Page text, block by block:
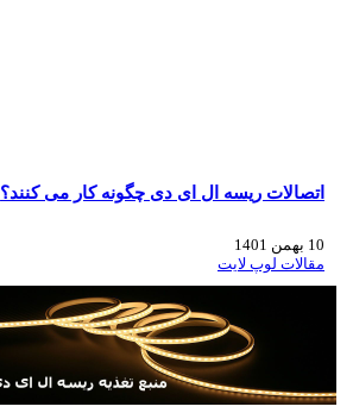
اتصالات ریسه ال ای دی چگونه کار می کنند؟
10 بهمن 1401
مقالات لوپ لایت